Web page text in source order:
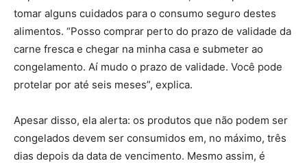
tomar alguns cuidados para o consumo seguro destes
alimentos. “Posso comprar perto do prazo de validade da
carne fresca e chegar na minha casa e submeter ao
congelamento. Aí mudo o prazo de validade. Você pode
protelar por até seis meses”, explica.
Apesar disso, ela alerta: os produtos que não podem ser
congelados devem ser consumidos em, no máximo, três
dias depois da data de vencimento. Mesmo assim, é